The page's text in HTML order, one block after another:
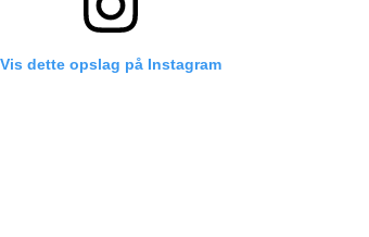
Vis dette opslag på Instagram